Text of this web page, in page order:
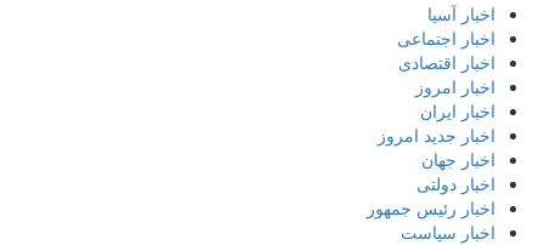
اخبار آسیا
اخبار اجتماعی
اخبار اقتصادی
اخبار امروز
اخبار ایران
اخبار جدید امروز
اخبار جهان
اخبار دولتی
اخبار رئیس جمهور
اخبار سیاست